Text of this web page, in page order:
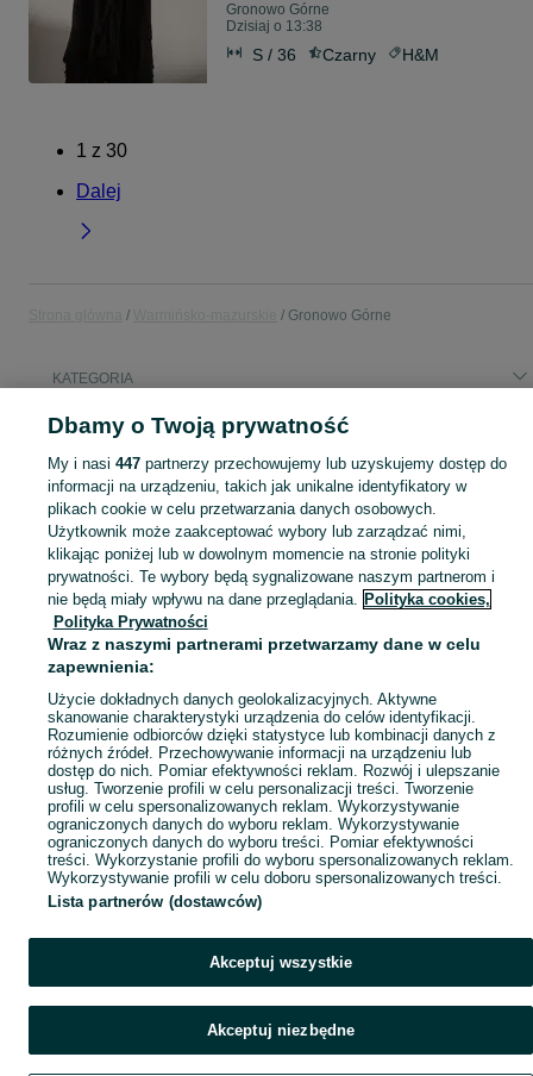
Gronowo Górne
Dzisiaj o 13:38
S / 36 Czarny H&M
1 z 30
Dalej
Gronowo Górne
KATEGORIA
Popularne wyszukiwania
koszenie trawy buldog francuski
Skorzystaj z największego serwisu ogłoszeniowego - Gronowo Górne i okolice! Kupuj to, czego pragniesz i sprzedawaj to, czego już nie potrzebujesz! Zobacz
Mapa kategorii
Mapa miejscowości
Mapa ministron
Popularne wyszukiwania
Dbamy o Twoją prywatność
My i nasi 447partnerzy przechowujemy lub uzyskujemy dostęp do
informacji na urządzeniu, takich jak unikalne identyfikatory w
plikach cookie w celu przetwarzania danych osobowych.
Użytkownik może zaakceptować wybory lub zarządzać nimi,
klikając poniżej lub w dowolnym momencie na stronie polityki
prywatności. Te wybory będą sygnalizowane naszym partnerom i
nie będą miały wpływu na dane przeglądania. Polityka cookies,
Polityka Prywatności
Wraz z naszymi partnerami przetwarzamy dane w celu
zapewnienia:
Użycie dokładnych danych geolokalizacyjnych. Aktywne
skanowanie charakterystyki urządzenia do celów identyfikacji.
Rozumienie odbiorców dzięki statystyce lub kombinacji danych z
różnych źródeł. Przechowywanie informacji na urządzeniu lub
dostęp do nich. Pomiar efektywności reklam. Rozwój i ulepszanie
usług. Tworzenie profili w celu personalizacji treści. Tworzenie
profili w celu spersonalizowanych reklam. Wykorzystywanie
ograniczonych danych do wyboru reklam. Wykorzystywanie
ograniczonych danych do wyboru treści. Pomiar efektywności
treści. Wykorzystanie profili do wyboru spersonalizowanych reklam.
Wykorzystywanie profili w celu doboru spersonalizowanych treści.
Lista partnerów (dostawców)
Akceptuj wszystkie
Akceptuj niezbędne